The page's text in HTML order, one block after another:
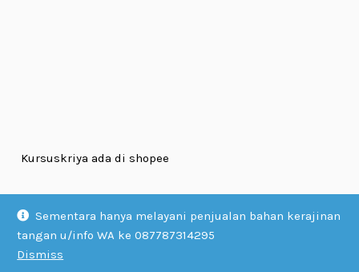
Sementara hanya melayani penjualan bahan kerajinan
tangan u/info WA ke 087787314295
Dismiss
Kursuskriya ada di shopee